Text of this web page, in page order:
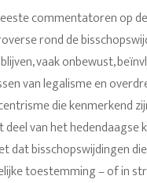
commentatoren op
rond de
blijven, vaak onbewust,
van legalisme en
die kenmerkend
van het hedendaagse
dat bisschopswijdingen
toestemming – of in